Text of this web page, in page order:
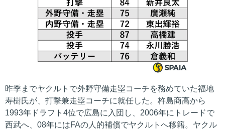
昨季までヤクルトで外野守備走塁コーチを務めていた福地
寿樹氏が、打撃兼走塁コーチに就任した。杵島商高から
1993年ドラフト4位で広島に入団し、2006年にトレードで
西武へ、08年にはFAの人的補償でヤクルトへ移籍。ヤクル